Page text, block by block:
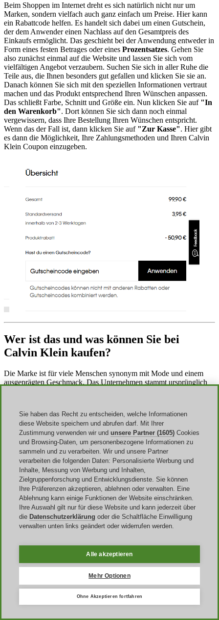
Beim Shoppen im Internet dreht es sich natürlich nicht nur um
Marken, sondern vielfach auch ganz einfach um Preise. Hier kann
ein Rabattcode helfen. Es handelt sich dabei um einen Gutschein,
der dem Anwender einen Nachlass auf den Gesamtpreis des
Einkaufs ermöglicht. Das geschieht bei der Anwendung entweder in
Form eines festen Betrages oder eines Prozentsatzes. Gehen Sie
also zunächst einmal auf die Website und lassen Sie sich vom
vielfältigen Angebot verzaubern. Suchen Sie sich in aller Ruhe die
Teile aus, die Ihnen besonders gut gefallen und klicken Sie sie an.
Danach können Sie sich mit den speziellen Informationen vertraut
machen und das Produkt entsprechend Ihren Wünschen anpassen.
Das schließt Farbe, Schnitt und Größe ein. Nun klicken Sie auf "In
den Warenkorb". Dort können Sie sich dann noch einmal
vergewissern, dass Ihre Bestellung Ihren Wünschen entspricht.
Wenn das der Fall ist, dann klicken Sie auf "Zur Kasse". Hier gibt
es dann die Möglichkeit, Ihre Zahlungsmethoden und Ihren Calvin
Klein Coupon einzugeben.
Wer ist das und was können Sie bei
Calvin Klein kaufen?
Die Marke ist für viele Menschen synonym mit Mode und einem
ausgeprägten Geschmack. Das Unternehmen stammt ursprünglich
ihrer Strahlkraft eingebüßt. Sie ist besonders durch den
Internetauftritt so populär wie eh und je. Das kann man am Umsatz
von etwa3,8 Milliarden US Dollarablesen, den das Unternehmen
jedes Jahr erwirtschaftet. Rund um dem Globus sind übrigens mehr
10.000 Mitarbeiterangestellt.
Wer sich mit ein paar schicken neuen Klamotten ausstaffieren
möchte, der ist die Modefirma genau richtig. Hier finden Sie Mode,
die sich durch einen minimalistischen, aber dennoch optisch
ansprechenden Stil auszeichnet. Entscheiden Sie sich gleich zu
Beginn, ob es etwas für Ihn oder für Siesein soll. Anschließend
können Sie sich die Kategorie aussuchen, wie etwa Hemden oder
Hosen. Dazu kommen natürlich auch noch
Accessoires und
, ebenso wie Socken. Als eines der ikonischsten Produkte
Wo finde ich einen Calvin Klein
Gutscheincode?
Sie haben das Recht zu entscheiden, welche Informationen
diese Website speichern und abrufen darf. Mit Ihrer
Zustimmung verwenden wir und unsere Partner (1605) Cookies
und Browsing-Daten, um personenbezogene Informationen zu
sammeln und zu verarbeiten. Wir und unsere Partner
verarbeiten die folgenden Daten: Personalisierte Werbung und
Inhalte, Messung von Werbung und Inhalten,
Zielgruppenforschung und Entwicklungsdienste. Sie können
Ihre Präferenzen akzeptieren, ablehnen oder verwalten. Eine
Ablehnung kann einige Funktionen der Website einschränken.
Ihre Auswahl gilt nur für diese Website und kann jederzeit über
die Datenschutzerklärung oder die Schaltfläche Einwilligung
verwalten unten links geändert oder widerrufen werden.
Alle akzeptieren
Mehr Optionen
Ohne Akzeptieren fortfahren